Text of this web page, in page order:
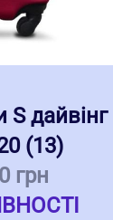
S дайвінг
(13)
грн